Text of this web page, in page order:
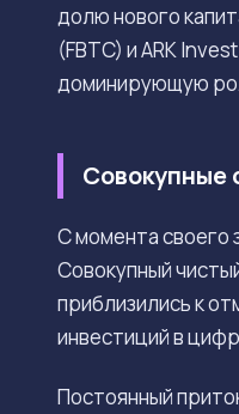
долю нового
(FBTC) и ARK
доминирующую
Совокупные
С момента своего
Совокупный
приблизились к
инвестиций в
Постоянный